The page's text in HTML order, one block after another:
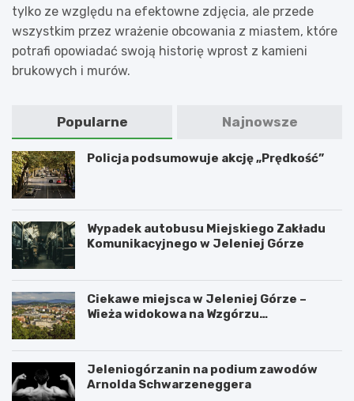
tylko ze względu na efektowne zdjęcia, ale przede
wszystkim przez wrażenie obcowania z miastem, które
potrafi opowiadać swoją historię wprost z kamieni
brukowych i murów.
Popularne Najnowsze
Policja podsumowuje akcję „Prędkość”
Wypadek autobusu Miejskiego Zakładu
Komunikacyjnego w Jeleniej Górze
Ciekawe miejsca w Jeleniej Górze –
Wieża widokowa na Wzgórzu
Jeleniogórzanin na podium zawodów
Arnolda Schwarzeneggera